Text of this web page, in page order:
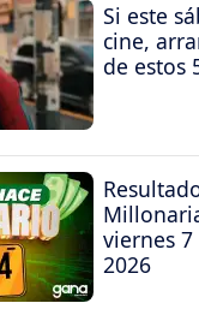
Si este
cine,
de estos
viernes
2026